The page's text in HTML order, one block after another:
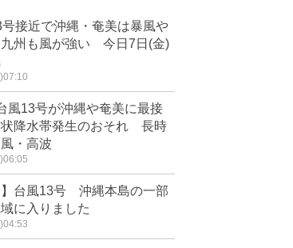
接近で沖縄・奄美は暴風や
州も風が強い 今日7日(金)
風13号が沖縄や奄美に最接
降水帯発生のおそれ 長時
・高波
】台風13号 沖縄本島の一部
に入りました